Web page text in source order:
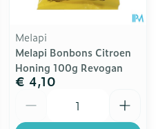
Melapi
Melapi Bonbons Citroen
Honing 100g Revogan
€ 4,10